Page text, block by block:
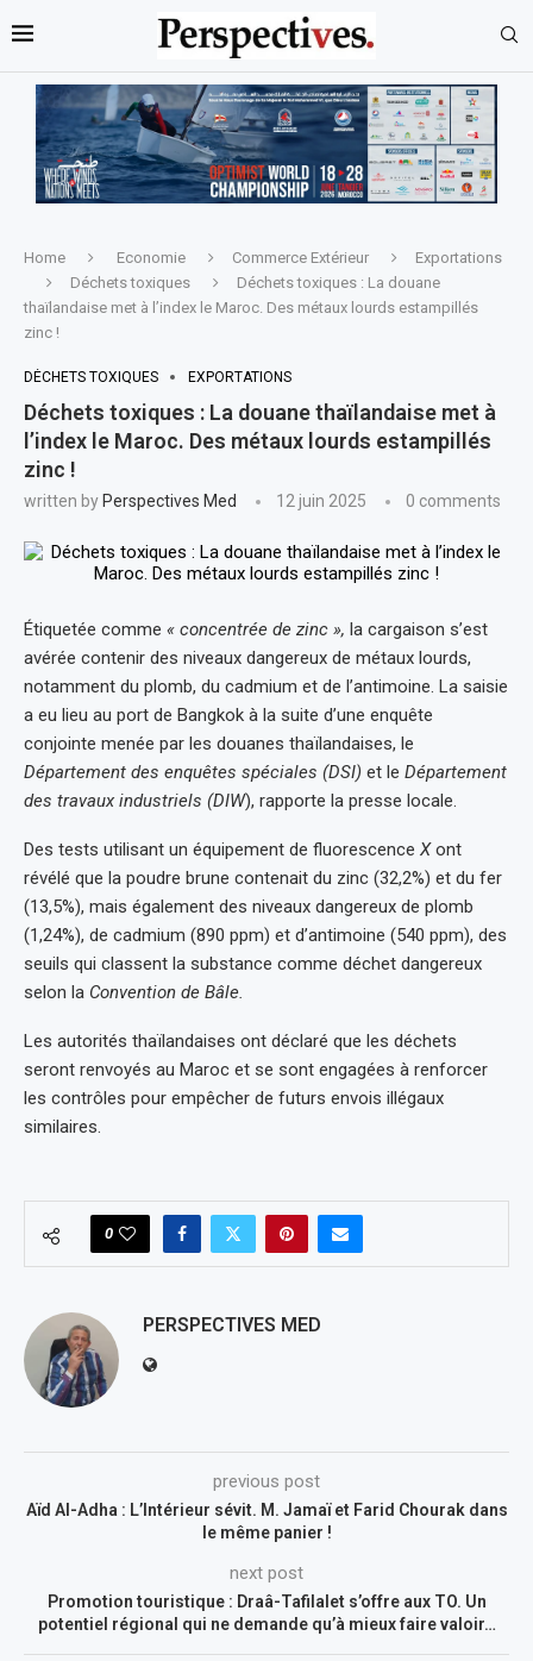
Home Economie Commerce Extérieur
Exportations
Déchets toxiques
Déchets toxiques : La douane
thaïlandaise met à l’index le Maroc. Des métaux lourds estampillés
zinc !
DÉCHETS TOXIQUES EXPORTATIONS
Déchets toxiques : La douane thaïlandaise met à
l’index le Maroc. Des métaux lourds estampillés
zinc !
written by Perspectives Med 12 juin 2025 0 comments
Étiquetée comme « concentrée de zinc », la cargaison s’est
avérée contenir des niveaux dangereux de métaux lourds,
notamment du plomb, du cadmium et de l’antimoine. La saisie
a eu lieu au port de Bangkok à la suite d’une enquête
conjointe menée par les douanes thaïlandaises, le
Département des enquêtes spéciales (DSI) et le Département
des travaux industriels (DIW), rapporte la presse locale.
Des tests utilisant un équipement de fluorescence Xont
révélé que la poudre brune contenait du zinc (32,2%) et du fer
(13,5%), mais également des niveaux dangereux de plomb
(1,24%), de cadmium (890 ppm) et d’antimoine (540 ppm), des
seuils qui classent la substance comme déchet dangereux
selon la Convention de Bâle.
Les autorités thaïlandaises ont déclaré que les déchets
seront renvoyés au Maroc et se sont engagées à renforcer
les contrôles pour empêcher de futurs envois illégaux
similaires.
0
PERSPECTIVES MED
previous post
Aïd Al-Adha : L’Intérieur sévit. M. Jamaï et Farid Chourak dans
le même panier !
next post
Promotion touristique : Draâ-Tafilalet s’offre aux TO. Un
potentiel régional qui ne demande qu’à mieux faire valoir…